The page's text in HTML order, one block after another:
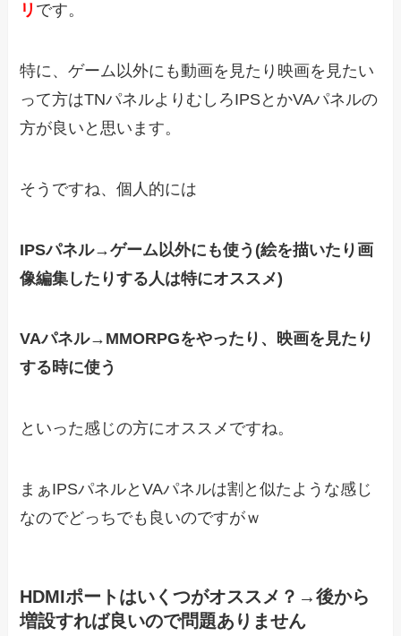
リ です。
特に、ゲーム以外にも動画を見たり映画を見たい
って方はTNパネルよりむしろIPSとかVAパネルの
方が良いと思います。
そうですね、個人的には
IPSパネル→ゲーム以外にも使う(絵を描いたり画
像編集したりする人は特にオススメ)
VAパネル→MMORPGをやったり、映画を見たり
する時に使う
といった感じの方にオススメですね。
まぁIPSパネルとVAパネルは割と似たような感じ
なのでどっちでも良いのですがｗ
HDMIポートはいくつがオススメ？→後から
増設すれば良いので問題ありません